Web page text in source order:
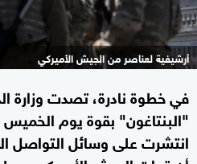
أرشيفية لعناصر من الجيش الأميركي
في خطوة نادرة، تصدت وزارة
"البنتاغون" بقوة يوم
انتشرت على وسائل التواصل